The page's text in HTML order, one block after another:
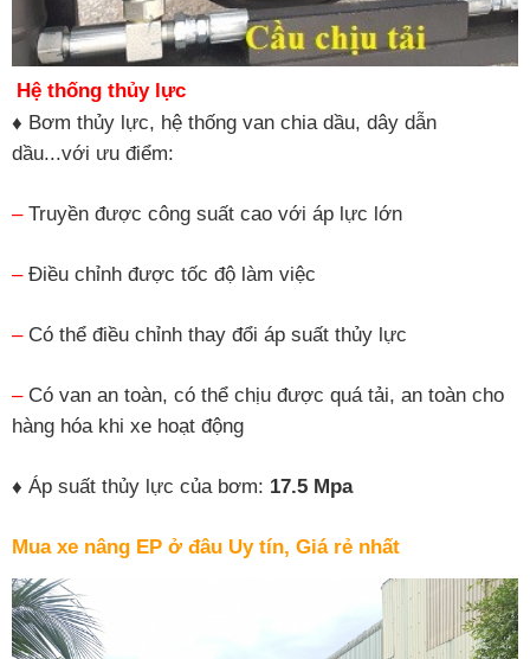
Hệ thống thủy lực
♦ Bơm thủy lực, hệ thống van chia dầu, dây dẫn
dầu...với ưu điểm:
– Truyền được công suất cao với áp lực lớn
– Điều chỉnh được tốc độ làm việc
– Có thể điều chỉnh thay đổi áp suất thủy lực
– Có van an toàn, có thể chịu được quá tải, an toàn cho
hàng hóa khi xe hoạt động
♦ Áp suất thủy lực của bơm: 17.5 Mpa
Mua xe nâng EP ở đâu Uy tín, Giá rẻ nhất